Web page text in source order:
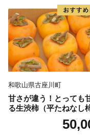
和歌山県古座川町
甘さが違う！とっても
る生渋柿（平たねなし
ップ付約14.5～15kg